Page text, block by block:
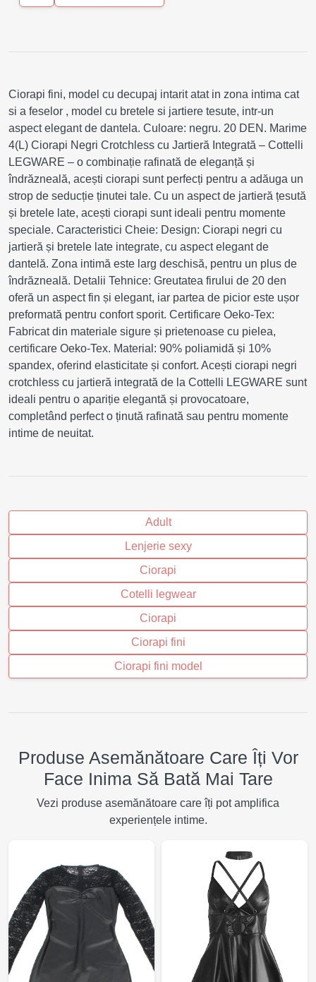
Ciorapi fini, model cu decupaj intarit atat in zona intima cat
si a feselor , model cu bretele si jartiere tesute, intr-un
aspect elegant de dantela. Culoare: negru. 20 DEN. Marime
4(L) Ciorapi Negri Crotchless cu Jartieră Integrată – Cottelli
LEGWARE – o combinație rafinată de eleganță și
îndrăzneală, acești ciorapi sunt perfecți pentru a adăuga un
strop de seducție ținutei tale. Cu un aspect de jartieră țesută
și bretele late, acești ciorapi sunt ideali pentru momente
speciale. Caracteristici Cheie: Design: Ciorapi negri cu
jartieră și bretele late integrate, cu aspect elegant de
dantelă. Zona intimă este larg deschisă, pentru un plus de
îndrăzneală. Detalii Tehnice: Greutatea firului de 20 den
oferă un aspect fin și elegant, iar partea de picior este ușor
preformată pentru confort sporit. Certificare Oeko-Tex:
Fabricat din materiale sigure și prietenoase cu pielea,
certificare Oeko-Tex. Material: 90% poliamidă și 10%
spandex, oferind elasticitate și confort. Acești ciorapi negri
crotchless cu jartieră integrată de la Cottelli LEGWARE sunt
ideali pentru o apariție elegantă și provocatoare,
completând perfect o ținută rafinată sau pentru momente
intime de neuitat.
Adult
Lenjerie sexy
Ciorapi
Cotelli legwear
Ciorapi
Ciorapi fini
Ciorapi fini model
Produse Asemănătoare Care Îți Vor
Face Inima Să Bată Mai Tare
Vezi produse asemănătoare care îți pot amplifica
experiențele intime.